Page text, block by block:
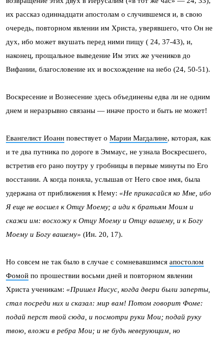
их рассказ одиннадцати апостолам о случившемся и, в свою
очередь, повторном явлении им Христа, уверявшего, что Он не
дух, ибо может вкушать перед ними пищу ( 24, 37-43), и,
наконец, прощальное выведение Им этих же учеников до
Вифании, благословение их и восхождение на небо (24, 50-51).
Воскресение и Вознесение здесь объединены едва ли не одним
днем и неразрывно связаны — иначе просто и быть не может!
Евангелист Иоанн повествует о Марии Магдалине, которая, как
и те два путника по дороге в Эммаус, не узнала Воскресшего,
встретив его рано поутру у гробницы в первые минуты по Его
восстании. А когда поняла, услышав от Него свое имя, была
удержана от приближения к Нему: «Не прикасайся ко Мне, ибо
Я еще не восшел к Отцу Моему; а иди к братьям Моим и
скажи им: восхожу к Отцу Моему и Отцу вашему, и к Богу
Моему и Богу вашему» (Ин. 20, 17).
Но совсем не так было в случае с сомневавшимся апостолом
Фомой по прошествии восьми дней и повторном явлении
Христа ученикам: «Пришел Иисус, когда двери были заперты,
стал посреди них и сказал: мир вам! Потом говорит Фоме:
подай перст твой сюда, и посмотри руки Мои; подай руку
твою, вложи в ребра Мои; и не будь неверующим, но